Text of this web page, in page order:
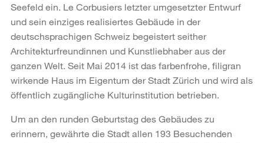
Seefeld ein. Le Corbusiers letzter umgesetzter Entwurf
und sein einziges realisiertes Gebäude in der
deutschsprachigen Schweiz begeistert seither
Architekturfreundinnen und Kunstliebhaber aus der
ganzen Welt. Seit Mai 2014 ist das farbenfrohe, filigran
wirkende Haus im Eigentum der Stadt Zürich und wird als
öffentlich zugängliche Kulturinstitution betrieben.
Um an den runden Geburtstag des Gebäudes zu
erinnern, gewährte die Stadt allen 193 Besuchenden